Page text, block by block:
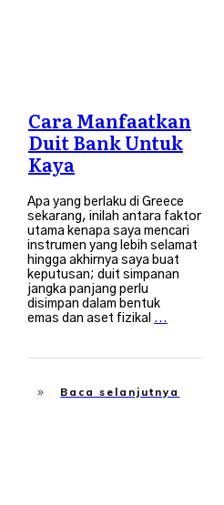
Cara Manfaatkan
Duit Bank Untuk
Kaya
Apa yang berlaku di Greece
sekarang, inilah antara faktor
utama kenapa saya mencari
instrumen yang lebih selamat
hingga akhirnya saya buat
keputusan; duit simpanan
jangka panjang perlu
disimpan dalam bentuk
emas dan aset fizikal ...
Baca selanjutnya